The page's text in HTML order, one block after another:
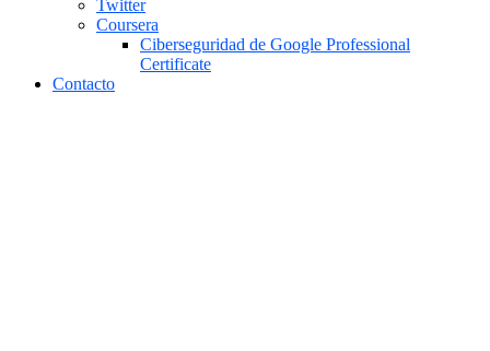
Twitter
Coursera
Ciberseguridad de Google Professional
Certificate
Contacto